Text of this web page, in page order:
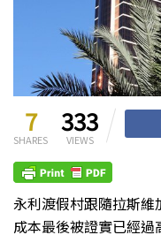
7
SHARES
333
VIEWS
永利渡假村跟隨拉斯
成本最後被證實已經